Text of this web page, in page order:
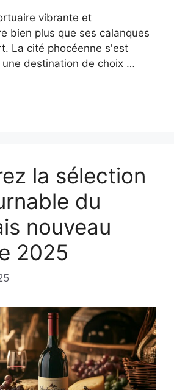
vibrante et
bien plus que ses calanques
La cité phocéenne s'est
une destination de choix …
la sélection
du
nouveau
2025